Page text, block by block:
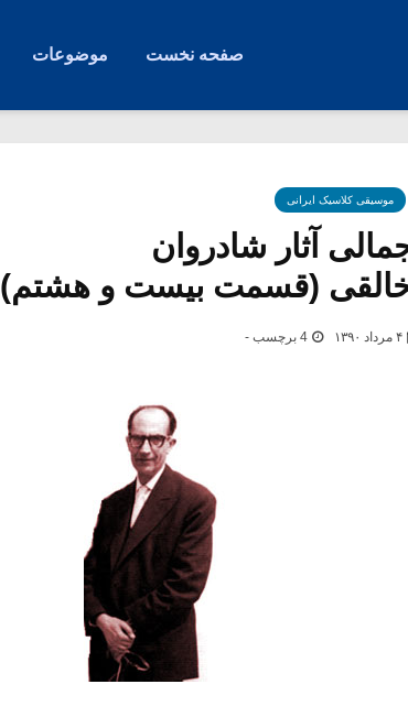
صفحه نخست موضوعات
موسیقی کلاسیک ایرانی
آثار شادروان
خالقی (قسمت بیست و هشتم)
۴ مرداد ۱۳۹۰ 4 برچسب -